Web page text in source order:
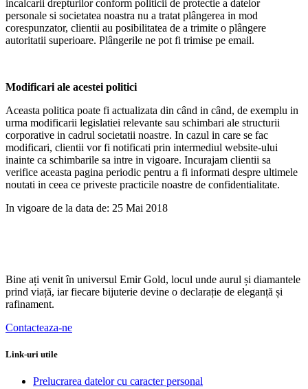
incalcarii drepturilor conform politicii de protectie a datelor
personale si societatea noastra nu a tratat plângerea in mod
corespunzator, clientii au posibilitatea de a trimite o plângere
autoritatii superioare. Plângerile ne pot fi trimise pe email.
Modificari ale acestei politici
Aceasta politica poate fi actualizata din când in când, de exemplu in
urma modificarii legislatiei relevante sau schimbari ale structurii
corporative in cadrul societatii noastre. In cazul in care se fac
modificari, clientii vor fi notificati prin intermediul website-ului
inainte ca schimbarile sa intre in vigoare. Incurajam clientii sa
verifice aceasta pagina periodic pentru a fi informati despre ultimele
noutati in ceea ce priveste practicile noastre de confidentialitate.
In vigoare de la data de: 25 Mai 2018
Bine ați venit în universul Emir Gold, locul unde aurul și diamantele
prind viață, iar fiecare bijuterie devine o declarație de eleganță și
rafinament.
Contacteaza-ne
Link-uri utile
Prelucrarea datelor cu caracter personal